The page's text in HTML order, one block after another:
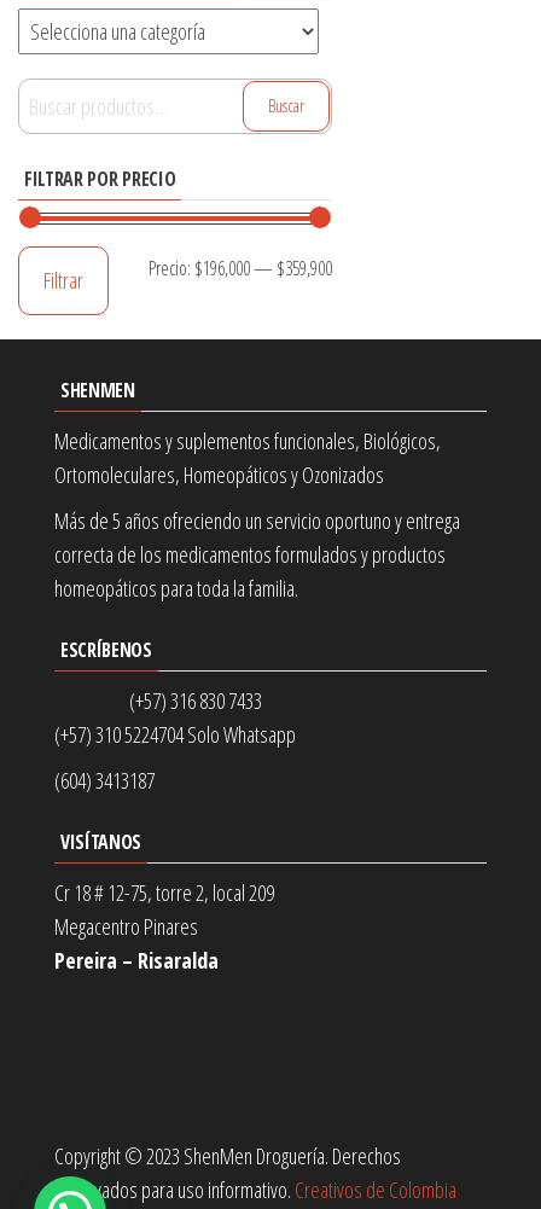
Las
opciones
se
pueden
en
la
página
Buscar
por:
Buscar
FILTRAR POR PRECIO
Precio
Precio
Filtrar Precio: $196,000— $359,900
SHENMEN
Medicamentos y suplementos funcionales, Biológicos,
Ortomoleculares, Homeopáticos y Ozonizados
Más de 5 años ofreciendo un servicio oportuno y entrega
correcta de los medicamentos formulados y productos
homeopáticos para toda la familia.
ESCRÍBENOS
(+57) 316 830 7433
(+57) 310 5224704 Solo Whatsapp
(604) 3413187
VISÍTANOS
Cr 18 # 12-75, torre 2, local 209
Megacentro Pinares
Pereira – Risaralda
Copyright © 2023 ShenMen Droguería. Derechos
reservados para uso informativo. Creativos de Colombia